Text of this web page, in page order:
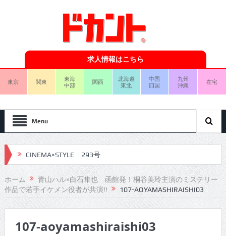
求人情報はこちら
東京 関東
東海
中部
関西
北海道
東北
中国
四国
九州
沖縄
在宅
Menu
CINEMA×STYLE 293号
CINEMA×STYLE 292号
CINEMA×STYLE 291号
CINEMA×STYLE 289号
ホーム
青山ハル×白石隼也 函館発！桐谷美玲主演のミステリー
作品で若手イケメン役者が共演!!
107-AOYAMASHIRAISHI03
107-aoyamashiraishi03